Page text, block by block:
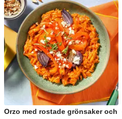
Orzo med rostade grönsaker och